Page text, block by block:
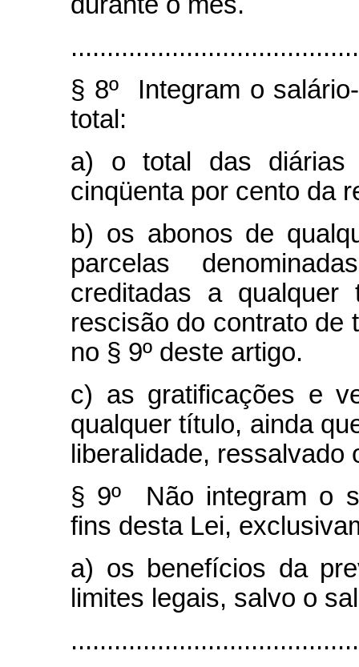
§ 8º Integram o
total:
a) o total das diárias
cinqüenta por cento da
b) os abonos de
parcelas
creditadas a
rescisão do contrato de
no § 9º deste artigo.
c) as gratificações e
qualquer título, ainda
liberalidade, ressalvado
§ 9º Não integram o
fins desta Lei,
a) os benefícios da
limites legais, salvo o